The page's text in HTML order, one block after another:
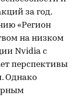
за год.
«Регион
на низком
Nvidia с
перспективы
Однако